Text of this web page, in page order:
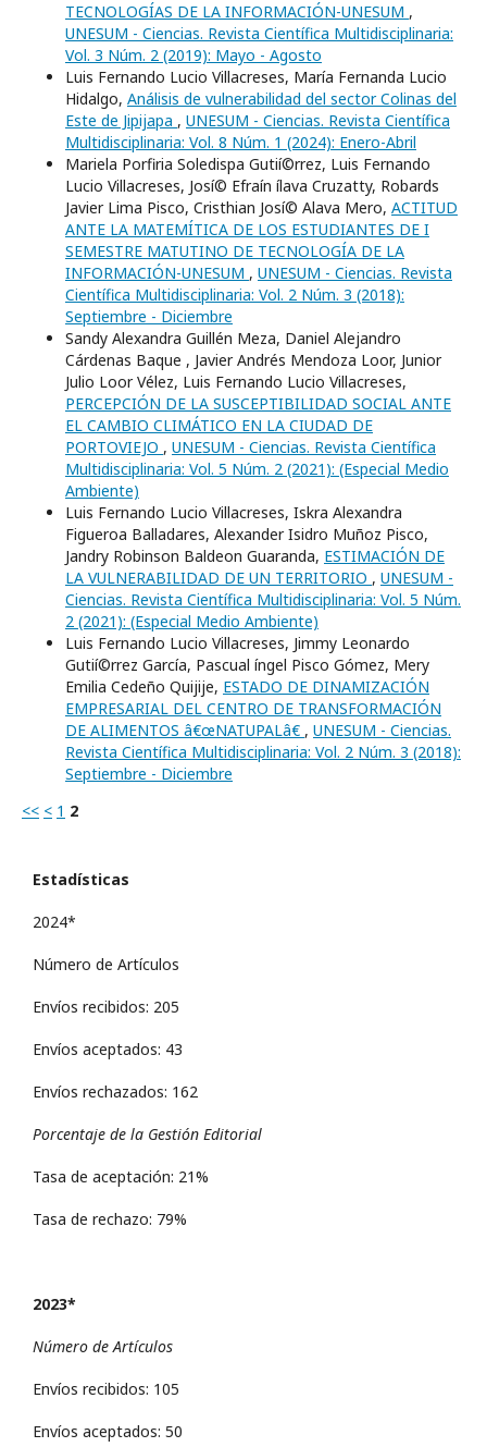
TECNOLOGÍAS DE LA INFORMACIÓN-UNESUM ,
UNESUM - Ciencias. Revista Científica Multidisciplinaria:
Vol. 3 Núm. 2 (2019): Mayo - Agosto
Luis Fernando Lucio Villacreses, María Fernanda Lucio
Hidalgo, Análisis de vulnerabilidad del sector Colinas del
Este de Jipijapa , UNESUM - Ciencias. Revista Científica
Multidisciplinaria: Vol. 8 Núm. 1 (2024): Enero-Abril
Mariela Porfiria Soledispa Gutií©rrez, Luis Fernando
Lucio Villacreses, Josí© Efraí­n ílava Cruzatty, Robards
Javier Lima Pisco, Cristhian Josí© Alava Mero, ACTITUD
ANTE LA MATEMÍTICA DE LOS ESTUDIANTES DE I
SEMESTRE MATUTINO DE TECNOLOGÍA DE LA
INFORMACIÓN-UNESUM , UNESUM - Ciencias. Revista
Científica Multidisciplinaria: Vol. 2 Núm. 3 (2018):
Septiembre - Diciembre
Sandy Alexandra Guillén Meza, Daniel Alejandro
Cárdenas Baque , Javier Andrés Mendoza Loor, Junior
Julio Loor Vélez, Luis Fernando Lucio Villacreses,
PERCEPCIÓN DE LA SUSCEPTIBILIDAD SOCIAL ANTE
EL CAMBIO CLIMÁTICO EN LA CIUDAD DE
PORTOVIEJO , UNESUM - Ciencias. Revista Científica
Multidisciplinaria: Vol. 5 Núm. 2 (2021): (Especial Medio
Ambiente)
Luis Fernando Lucio Villacreses, Iskra Alexandra
Figueroa Balladares, Alexander Isidro Muñoz Pisco,
Jandry Robinson Baldeon Guaranda, ESTIMACIÓN DE
LA VULNERABILIDAD DE UN TERRITORIO , UNESUM -
Ciencias. Revista Científica Multidisciplinaria: Vol. 5 Núm.
2 (2021): (Especial Medio Ambiente)
Luis Fernando Lucio Villacreses, Jimmy Leonardo
Gutií©rrez Garcí­a, Pascual íngel Pisco Gómez, Mery
Emilia Cedeño Quijije, ESTADO DE DINAMIZACIÓN
EMPRESARIAL DEL CENTRO DE TRANSFORMACIÓN
DE ALIMENTOS â€œNATUPALâ€ , UNESUM - Ciencias.
Revista Científica Multidisciplinaria: Vol. 2 Núm. 3 (2018):
Septiembre - Diciembre
<< < 1 2
Estadísticas
2024*
Número de Artículos
Envíos recibidos: 205
Envíos aceptados: 43
Envíos rechazados: 162
Porcentaje de la Gestión Editorial
Tasa de aceptación: 21%
Tasa de rechazo: 79%
2023*
Número de Artículos
Envíos recibidos: 105
Envíos aceptados: 50